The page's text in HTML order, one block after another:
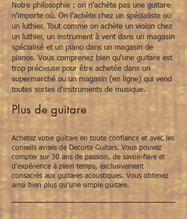
Notre philosophie : on n'achète pas une guitare
n'importe où. On l'achète chez un spécialiste ou
un luthier. Tout comme on achète un violon chez
un luthier, un instrument à vent dans un magasin
spécialisé et un piano dans un magasin de
pianos. Vous comprenez bien qu'une guitare est
trop précieuse pour être achetée dans un
supermarché ou un magasin (en ligne) qui vend
toutes sortes d'instruments de musique.
Plus de guitare
Achetez votre guitare en toute confiance et avec les
conseils avisés de Decorte Guitars. Vous pouvez
compter sur 30 ans de passion, de savoir-faire et
d'expérience à plein temps, exclusivement
consacrés aux guitares acoustiques. Vous obtenez
ainsi bien plus qu'une simple guitare.